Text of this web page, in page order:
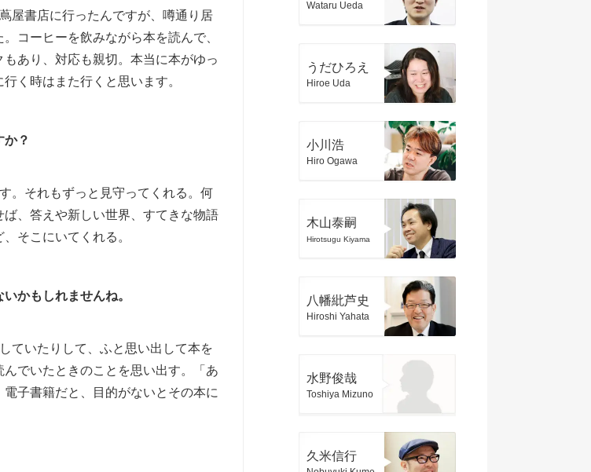
屋書店に行ったんですが、噂通り居
コーヒーを飲みながら本を読んで、
あり、対応も親切。本当に本がゆっ
く時はまた行くと思います。
？
。それもずっと見守ってくれる。何
、答えや新しい世界、すてきな物語
そこにいてくれる。
かもしれませんね。
ていたりして、ふと思い出して本を
でいたときのことを思い出す。「あ
子書籍だと、目的がないとその本に
Wataru Ueda
うだひろえ
Hiroe Uda
小川浩
Hiro Ogawa
木山泰嗣
Hirotsugu Kiyama
八幡紕芦史
Hiroshi Yahata
水野俊哉
Toshiya Mizuno
久米信行